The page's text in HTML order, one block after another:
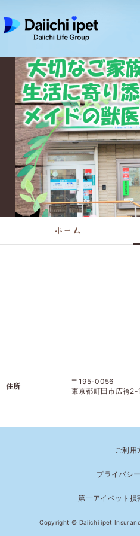
ホーム
住所
〒195-0056
東京都町田市広袴2-
ご利用
プライバシ
第一アイペット損
Copyright © Daiichi ipet